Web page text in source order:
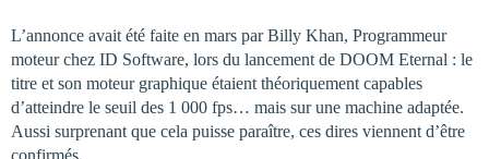
L’annonce avait été faite en mars par Billy Khan, Programmeur
moteur chez ID Software, lors du lancement de DOOM Eternal : le
titre et son moteur graphique étaient théoriquement capables
d’atteindre le seuil des 1 000 fps… mais sur une machine adaptée.
Aussi surprenant que cela puisse paraître, ces dires viennent d’être